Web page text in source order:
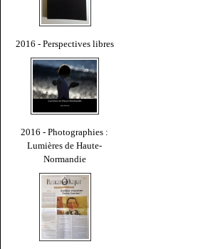
2016 - Perspectives libres
2016 - Photographies :
Lumières de Haute-
Normandie